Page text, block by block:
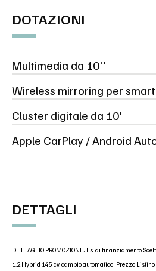
DOTAZIONI
Multimedia da 10''
Wireless mirroring per
Cluster digitale da 10'
Apple CarPlay / Android
DETTAGLI
DETTAGLIO PROMOZIONE: Es. di finanziamento
1.2 Hybrid 145 cv, cambio automatico: Prezzo